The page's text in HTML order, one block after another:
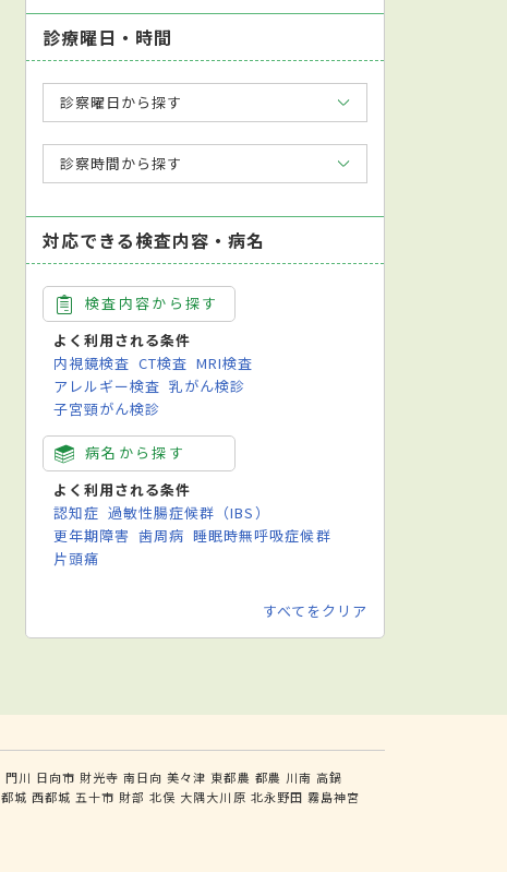
診療曜日・時間
診察曜日から探す
診察時間から探す
対応できる検査内容・病名
検査内容から探す
よく利用される条件
内視鏡検査 CT検査 MRI検査
アレルギー検査 乳がん検診
子宮頸がん検診
病名から探す
よく利用される条件
認知症 過敏性腸症候群（IBS）
更年期障害 歯周病 睡眠時無呼吸症候群
片頭痛
すべてをクリア
門川 日向市 財光寺 南日向 美々津 東都農 都農 川南 高鍋
都城 西都城 五十市 財部 北俣 大隅大川原 北永野田 霧島神宮